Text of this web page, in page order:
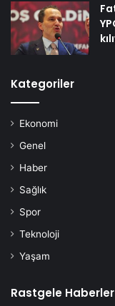
Kategoriler
Ekonomi
Genel
Haber
Sağlık
Spor
Teknoloji
Yaşam
Rastgele Haberler